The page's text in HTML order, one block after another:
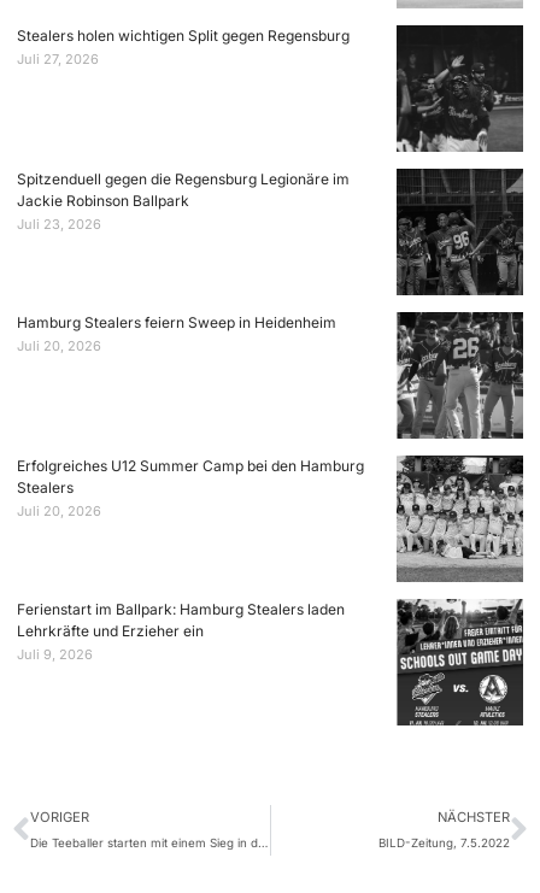
Stealers holen wichtigen Split gegen Regensburg
Juli 27, 2026
Spitzenduell gegen die Regensburg Legionäre im
Jackie Robinson Ballpark
Juli 23, 2026
Hamburg Stealers feiern Sweep in Heidenheim
Juli 20, 2026
Erfolgreiches U12 Summer Camp bei den Hamburg
Stealers
Juli 20, 2026
Ferienstart im Ballpark: Hamburg Stealers laden
Lehrkräfte und Erzieher ein
Juli 9, 2026
VORIGER NÄCHSTER
BILD-Zeitung, 7.5.2022